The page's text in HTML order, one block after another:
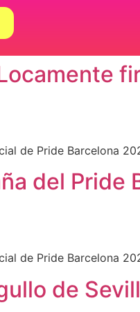
de Pride Barcelona
del Pride
de Pride Barcelona
de